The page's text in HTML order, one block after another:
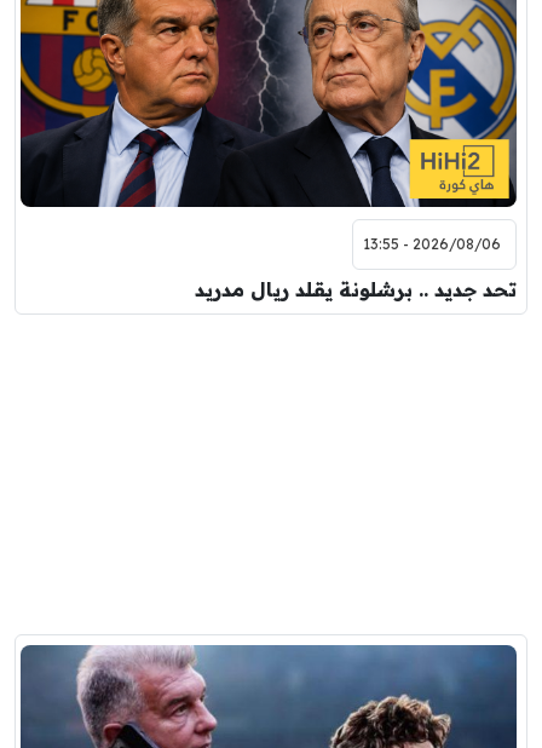
2026/08/06 - 13:55
تحد جديد .. برشلونة يقلد ريال مدريد